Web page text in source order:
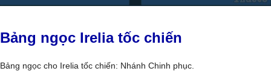
Bảng ngọc Irelia tốc chiến
Bảng ngọc cho Irelia tốc chiến: Nhánh Chinh phục.